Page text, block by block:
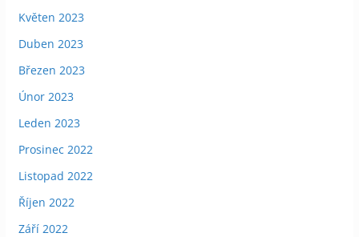
Květen 2023
Duben 2023
Březen 2023
Únor 2023
Leden 2023
Prosinec 2022
Listopad 2022
Říjen 2022
Září 2022